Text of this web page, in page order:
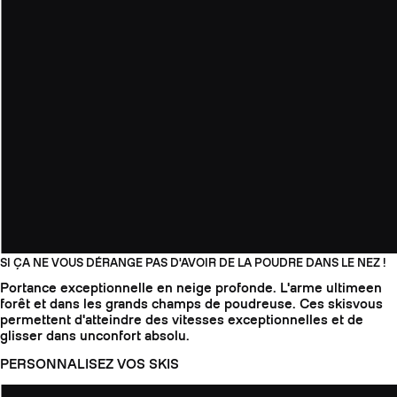
SI ÇA NE VOUS DÉRANGE PAS D'AVOIR DE LA POUDRE DANS LE NEZ !
Portance exceptionnelle en neige profonde. L'arme ultimeen ​​
forêt et dans les grands champs de poudreuse. Ces skisvous
permettent d'atteindre des vitesses exceptionnelles et de
glisser dans unconfort absolu.
PERSONNALISEZ VOS SKIS